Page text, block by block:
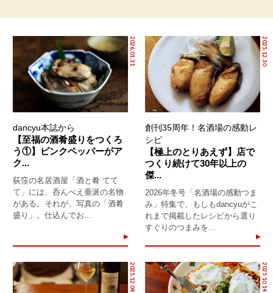
2026.01.31
dancyu本誌から
【至福の酒肴盛りをつくろ
う①】ピンクペッパーがア
ク...
荻窪の名居酒屋「酒と肴 てて
て」には、呑んべえ垂涎の名物
がある。それが、写真の「酒肴
盛り」。仕込んでお...
2025.12.30
創刊35周年！名酒場の感動レ
シピ
【極上のとりあえず】店で
つくり続けて30年以上の
傑...
2026年冬号「名酒場の感動つま
み」特集で、もしもdancyuがこ
れまで掲載したレシピから選り
すぐりのつまみを...
2025.12.04 2025.10.14